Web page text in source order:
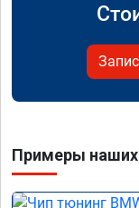
Примеры наших